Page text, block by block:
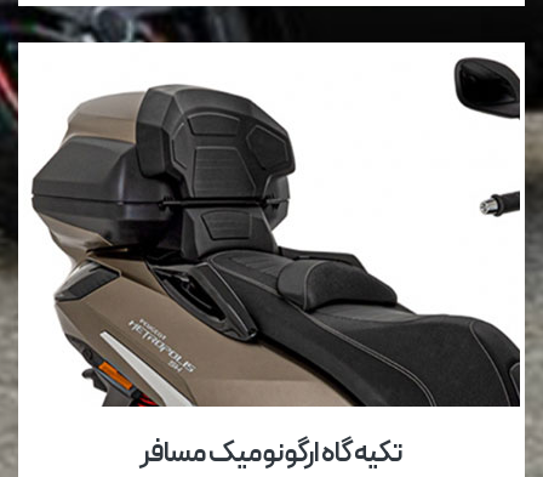
تکیه گاه ارگونومیک مسافر